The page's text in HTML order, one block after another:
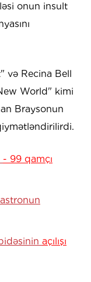
onun insult
və Recina Bell
World" kimi
Braysonun
- 99 qamçı
açılışı